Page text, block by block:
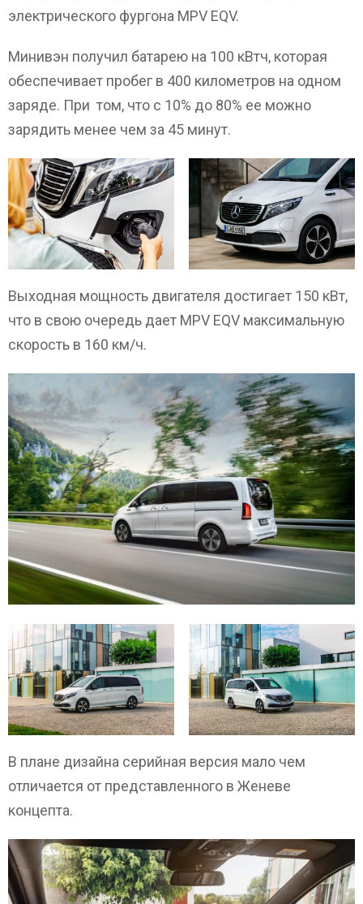
электрического фургона MPV EQV.
Минивэн получил батарею на 100 кВтч, которая
обеспечивает пробег в 400 километров на одном
заряде. При том, что с 10% до 80% ее можно
зарядить менее чем за 45 минут.
Выходная мощность двигателя достигает 150 кВт,
что в свою очередь дает MPV EQV максимальную
скорость в 160 км/ч.
В плане дизайна серийная версия мало чем
отличается от представленного в Женеве
концепта.